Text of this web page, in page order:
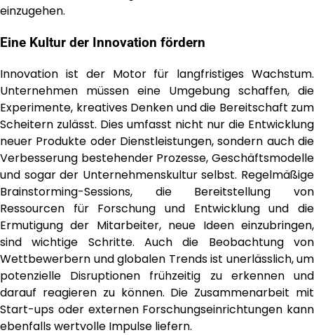
einzugehen.
Eine Kultur der Innovation fördern
Innovation ist der Motor für langfristiges Wachstum.
Unternehmen müssen eine Umgebung schaffen, die
Experimente, kreatives Denken und die Bereitschaft zum
Scheitern zulässt. Dies umfasst nicht nur die Entwicklung
neuer Produkte oder Dienstleistungen, sondern auch die
Verbesserung bestehender Prozesse, Geschäftsmodelle
und sogar der Unternehmenskultur selbst. Regelmäßige
Brainstorming-Sessions, die Bereitstellung von
Ressourcen für Forschung und Entwicklung und die
Ermutigung der Mitarbeiter, neue Ideen einzubringen,
sind wichtige Schritte. Auch die Beobachtung von
Wettbewerbern und globalen Trends ist unerlässlich, um
potenzielle Disruptionen frühzeitig zu erkennen und
darauf reagieren zu können. Die Zusammenarbeit mit
Start-ups oder externen Forschungseinrichtungen kann
ebenfalls wertvolle Impulse liefern.